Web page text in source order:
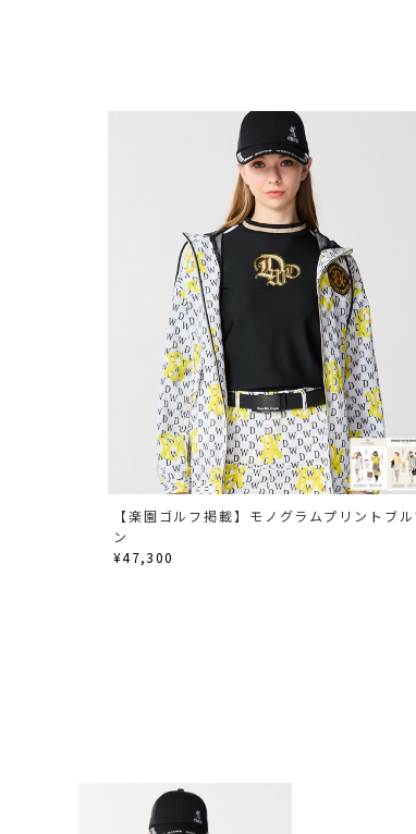
【楽園ゴルフ掲載】モノグラムプリントブル
ン
¥47,300